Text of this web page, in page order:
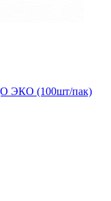
ЭКО (100шт/пак)